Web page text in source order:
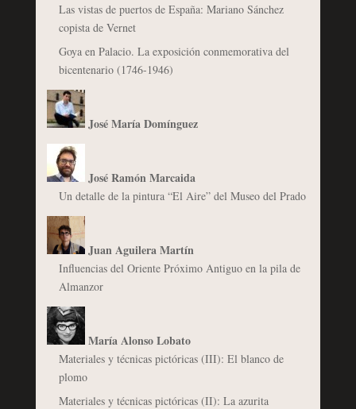
Las vistas de puertos de España: Mariano Sánchez
copista de Vernet
Goya en Palacio. La exposición conmemorativa del
bicentenario (1746-1946)
José María Domínguez
José Ramón Marcaida
Un detalle de la pintura “El Aire” del Museo del Prado
Juan Aguilera Martín
Influencias del Oriente Próximo Antiguo en la pila de
Almanzor
María Alonso Lobato
Materiales y técnicas pictóricas (III): El blanco de
plomo
Materiales y técnicas pictóricas (II): La azurita